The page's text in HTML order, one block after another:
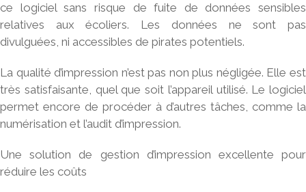
ce logiciel sans risque de fuite de données sensibles
relatives aux écoliers. Les données ne sont pas
divulguées, ni accessibles de pirates potentiels.
La qualité d’impression n’est pas non plus négligée. Elle est
très satisfaisante, quel que soit l’appareil utilisé. Le logiciel
permet encore de procéder à d’autres tâches, comme la
numérisation et l’audit d’impression.
Une solution de gestion d’impression excellente pour
réduire les coûts